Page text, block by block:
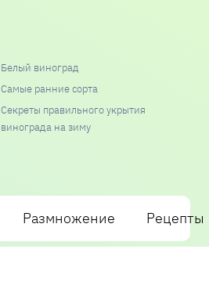
Белый виноград
Самые ранние сорта
Секреты правильного укрытия
винограда на зиму
Размножение Рецепты